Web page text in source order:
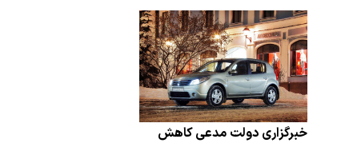
خبرگزاری دولت مدعی کاهش